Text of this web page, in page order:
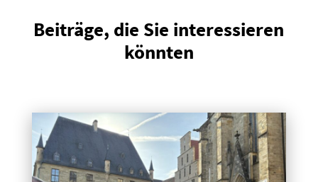
Beiträge, die Sie interessieren
könnten